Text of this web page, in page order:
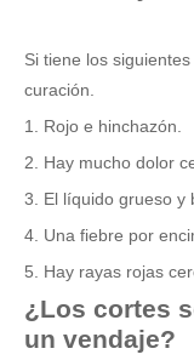
Si tiene los
curación.
1. Rojo e hinchazón.
2. Hay mucho dolor
3. El líquido grueso y
4. Una fiebre por
5. Hay rayas rojas
¿Los cortes
un vendaje?